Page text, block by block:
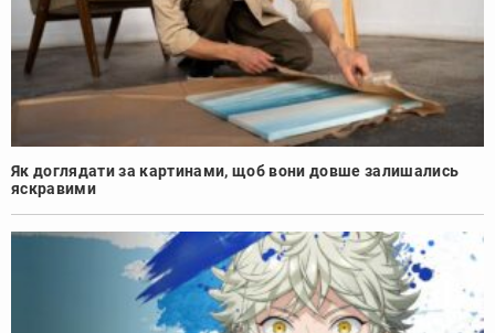
Як доглядати за картинами, щоб вони довше залишались
яскравими